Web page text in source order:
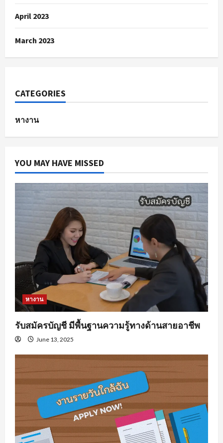
April 2023
March 2023
CATEGORIES
หางาน
YOU MAY HAVE MISSED
หางาน
รับสมัครบัญชี มีพื้นฐานความรู้ทางด้านสายอาชีพ
June 13, 2025